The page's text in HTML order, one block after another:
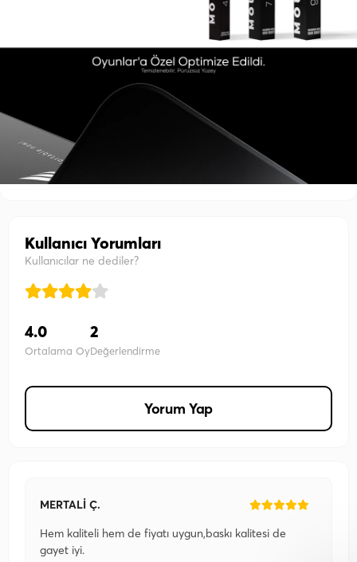
Kullanıcı Yorumları
Kullanıcılar ne dediler?
4.0
Ortalama Oy
2
Değerlendirme
Yorum Yap
MERTALİ Ç.
Hem kaliteli hem de fiyatı uygun,baskı kalitesi de
gayet iyi.